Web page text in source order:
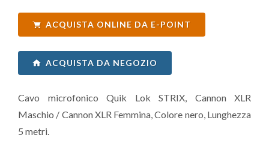
ACQUISTA ONLINE DA E-POINT
ACQUISTA DA NEGOZIO
Cavo microfonico Quik Lok STRIX, Cannon XLR
Maschio / Cannon XLR Femmina, Colore nero, Lunghezza
5 metri.